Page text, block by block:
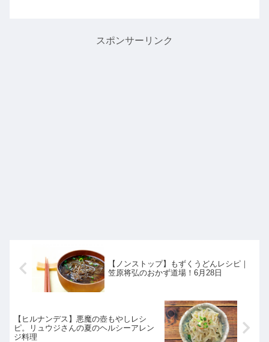
スポンサーリンク
【ノンストップ】もずくうどんレシピ｜
笠原将弘のおかず道場！6月28日
【ヒルナンデス】悪魔の壺もやしレシ
ピ。リュウジさんの夏のヘルシーアレン
ジ料理